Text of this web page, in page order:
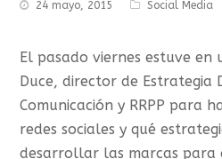
24 mayo, 2015 Social Media
El pasado viernes estuve en
Duce, director de Estrategia
Comunicación y RRPP para
redes sociales y qué
desarrollar las marcas para